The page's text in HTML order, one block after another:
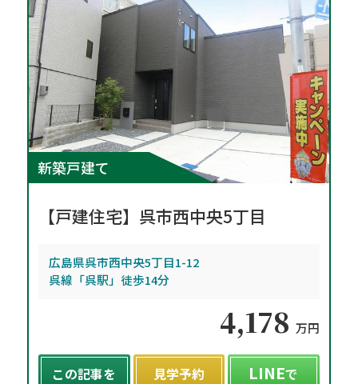
新築戸建て
【戸建住宅】呉市西中央5丁目
広島県呉市西中央5丁目1-12
呉線「呉駅」徒歩14分
4,178 万円
この記事を
見学予約
LINEで